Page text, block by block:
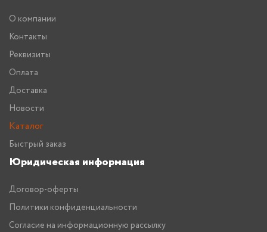
О компании
Контакты
Реквизиты
Оплата
Доставка
Новости
Каталог
Быстрый заказ
Юридическая информация
Договор-оферты
Политики конфиденциальности
Согласие на информационную рассылку